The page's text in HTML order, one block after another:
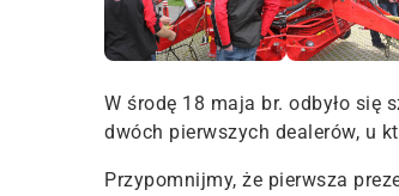
W środę 18 maja br. odbyło się
dwóch pierwszych dealerów, u
Przypomnijmy, że pierwsza